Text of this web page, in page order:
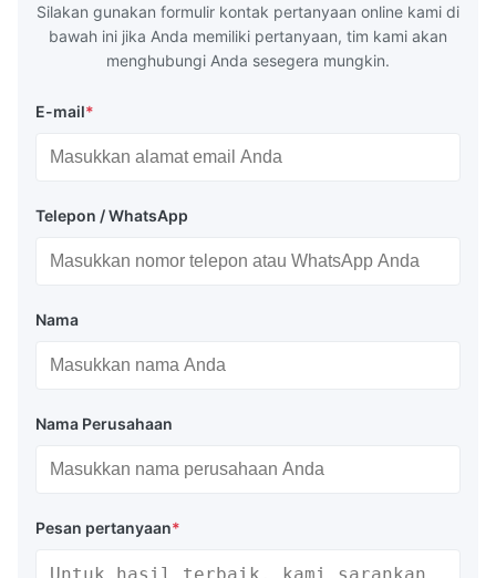
Q235,
Silakan gunakan formulir kontak pertanyaan online kami di
bawah ini jika Anda memiliki pertanyaan, tim kami akan
menghubungi Anda sesegera mungkin.
E-mail*
Telepon / WhatsApp
Nama
Nama Perusahaan
Pesan pertanyaan*